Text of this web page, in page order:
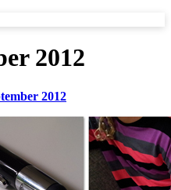
2012
2012